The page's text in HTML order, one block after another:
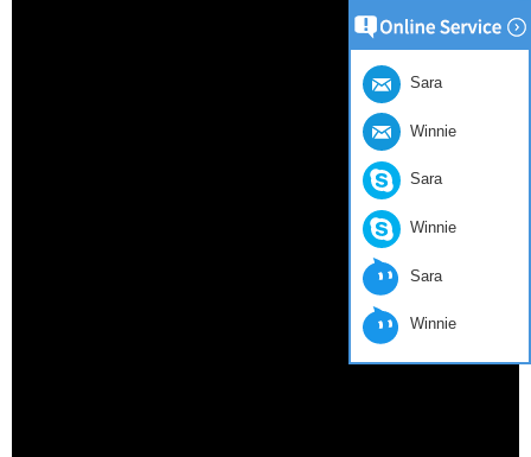
Sara
Winnie
Sara
Winnie
Sara
Winnie